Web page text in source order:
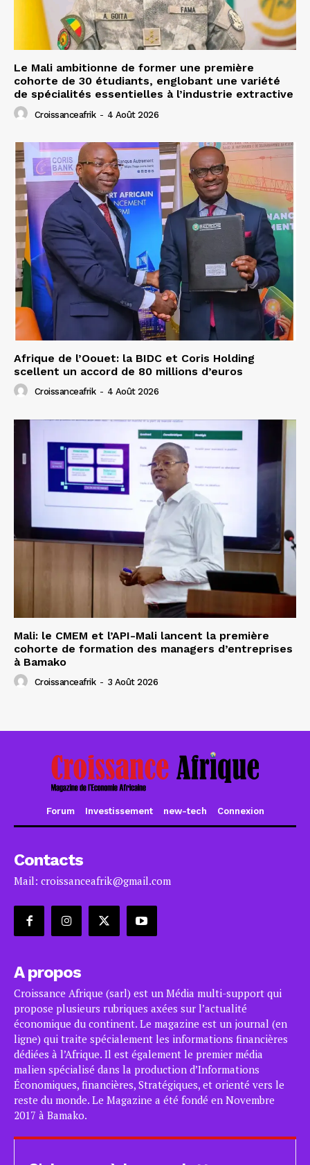
Le Mali ambitionne de former une première
cohorte de 30 étudiants, englobant une variété
de spécialités essentielles à l’industrie extractive
Croissanceafrik - 4 Août 2026
Afrique de l’Oouet: la BIDC et Coris Holding
scellent un accord de 80 millions d’euros
Croissanceafrik - 4 Août 2026
Mali: le CMEM et l’API-Mali lancent la première
cohorte de formation des managers d’entreprises
à Bamako
Croissanceafrik - 3 Août 2026
Forum Investissement new-tech Connexion
Contacts
Mail: croissanceafrik@gmail.com
A propos
Croissance Afrique (sarl) est un Média multi-support qui
propose plusieurs rubriques axées sur l’actualité
économique du continent. Le magazine est un journal (en
ligne) qui traite spécialement les informations financières
dédiées à l’Afrique. Il est également le premier média
malien spécialisé dans la production d’Informations
Économiques, financières, Stratégiques, et orienté vers le
reste du monde. Le Magazine a été fondé en Novembre
2017 à Bamako.